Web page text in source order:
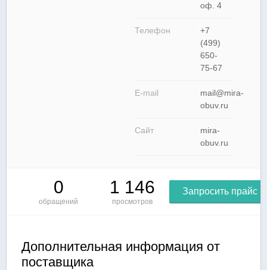
оф. 4
Телефон
+7
(499)
650-
75-67
E-mail
mail@mira-
obuv.ru
Сайт
mira-
obuv.ru
0
обращений
1 146
просмотров
Запросить прайс
Дополнительная информация от
поставщика